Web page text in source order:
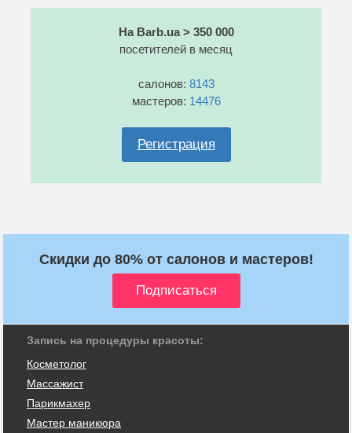
На Barb.ua > 350 000
посетителей в месяц
салонов: 8143
мастеров: 14476
Регистрация
Скидки до 80% от салонов и мастеров!
Запись на процедуры красоты:
Косметолог
Массажист
Парикмахер
Мастер маникюра